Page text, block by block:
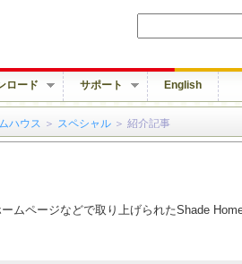
ロード サポート English
ハウス ＞ スペシャル ＞ 紹介記事
ムページなどで取り上げられたShade